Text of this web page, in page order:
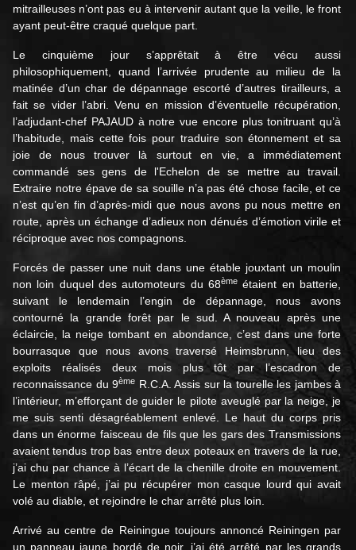
mitrailleuses n’ont pas eu à intervenir autant que la veille, le front
ayant peut-être craqué quelque part.
Le cinquième jour s’apprêtait à être vécu aussi
philosophiquement, quand l’arrivée prudente au milieu de la
matinée d’un char de dépannage escorté d’autres tirailleurs, a
fait se vider l’abri. Venu en mission d’éventuelle récupération,
l’adjudant-chef PAJAUD à notre vue encore plus tonitruant qu’à
l’habitude, mais cette fois pour traduire son étonnement et sa
joie de nous trouver là surtout en vie, a immédiatement
commandé ses gens de l'Echelon de se mettre au travail.
Extraire notre épave de sa souille n’a pas été chose facile, et ce
n’est qu’en fin d’après-midi que nous avons pu nous mettre en
route, après un échange d’adieux non dénués d’émotion virile et
réciproque avec nos compagnons.
Forcés de passer une nuit dans une étable jouxtant un moulin
non loin duquel des automoteurs du 68ème étaient en batterie,
suivant le lendemain l’engin de dépannage, nous avons
contourné la grande forêt par le sud. A nouveau après une
éclaircie, la neige tombant en abondance, c’est dans une forte
bourrasque que nous avons traversé Heimsbrunn, lieu des
exploits réalisés deux mois plus tôt par l’escadron de
reconnaissance du 9ème R.C.A. Assis sur la tourelle les jambes à
l’intérieur, m’efforçant de guider le pilote aveuglé par la neige, je
me suis senti désagréablement enlevé. Le haut du corps pris
dans un énorme faisceau de fils que les gars des Transmissions
avaient tendus trop bas entre deux poteaux en travers de la rue,
j’ai chu par chance à l’écart de la chenille droite en mouvement.
Le menton râpé, j’ai pu récupérer mon casque lourd qui avait
volé au diable, et rejoindre le char arrêté plus loin.
Arrivé au centre de Reiningue toujours annoncé Reiningen par
un panneau jaune bordé de noir, j’ai été arrêté par les grands